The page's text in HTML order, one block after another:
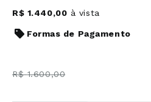
R$ 1.440,00 à vista
Formas de Pagamento
R$ 1.600,00